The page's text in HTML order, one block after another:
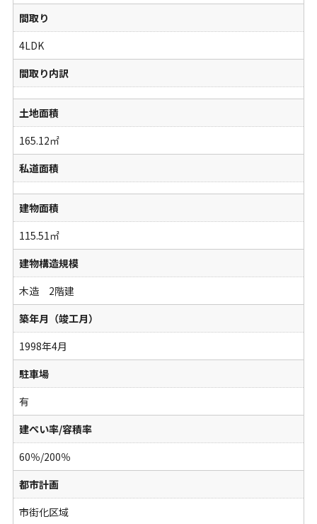
間取り
4LDK
間取り内訳
土地面積
165.12㎡
私道面積
建物面積
115.51㎡
建物構造規模
木造 2階建
築年月（竣工月）
1998年4月
駐車場
有
建ぺい率/容積率
60％/200％
都市計画
市街化区域